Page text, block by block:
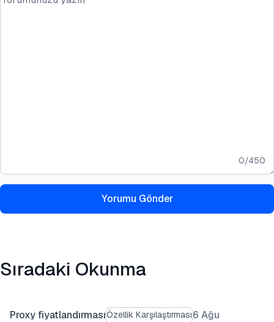
0/450
Yorumu Gönder
Sıradaki Okunma
Proxy fiyatlandırmasıÖzellik Karşılaştırması6 Ağu